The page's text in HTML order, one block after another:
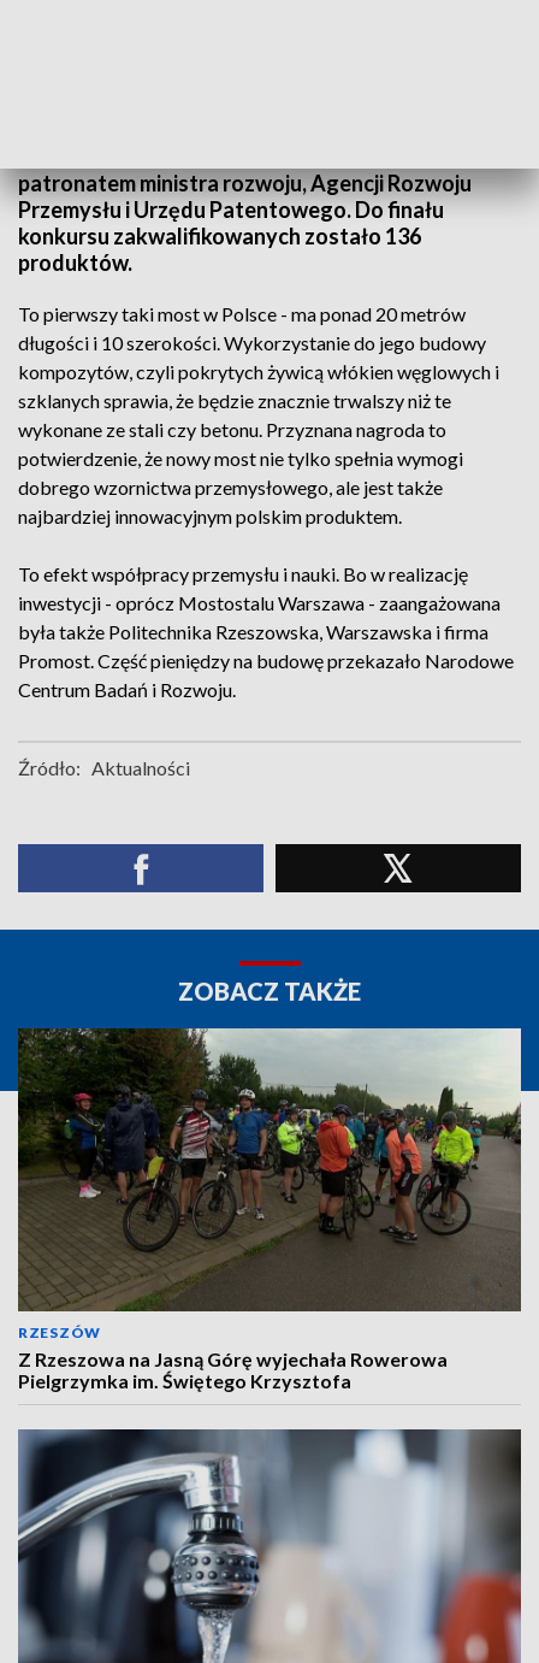
patronatem ministra rozwoju, Agencji Rozwoju
Przemysłu i Urzędu Patentowego. Do finału
konkursu zakwalifikowanych zostało 136
produktów.
To pierwszy taki most w Polsce - ma ponad 20 metrów
długości i 10 szerokości. Wykorzystanie do jego budowy
kompozytów, czyli pokrytych żywicą włókien węglowych i
szklanych sprawia, że będzie znacznie trwalszy niż te
wykonane ze stali czy betonu. Przyznana nagroda to
potwierdzenie, że nowy most nie tylko spełnia wymogi
dobrego wzornictwa przemysłowego, ale jest także
najbardziej innowacyjnym polskim produktem.
To efekt współpracy przemysłu i nauki. Bo w realizację
inwestycji - oprócz Mostostalu Warszawa - zaangażowana
była także Politechnika Rzeszowska, Warszawska i firma
Promost. Część pieniędzy na budowę przekazało Narodowe
Centrum Badań i Rozwoju.
Źródło: Aktualności
ZOBACZ TAKŻE
RZESZÓW
Z Rzeszowa na Jasną Górę wyjechała Rowerowa
Pielgrzymka im. Świętego Krzysztofa